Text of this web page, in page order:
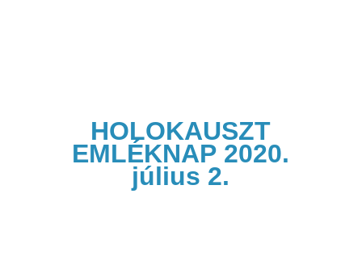
HOLOKAUSZT
EMLÉKNAP 2020.
július 2.